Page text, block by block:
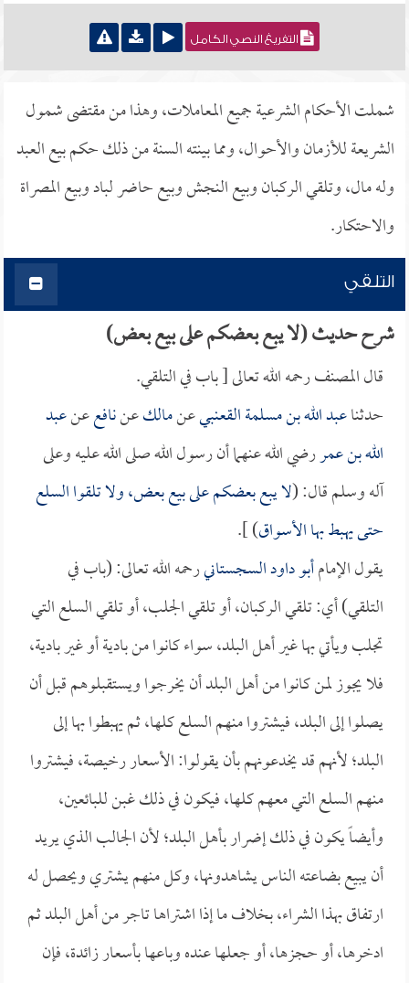
التفريغ النصي الكامل
شملت الأحكام الشرعية جميع المعاملات، وهذا من مقتضى شمول
الشريعة للأزمان والأحوال، ومما بينته السنة من ذلك حكم بيع العبد
وله مال، وتلقي الركبان وبيع النجش وبيع حاضر لباد وبيع المصراة
والاحتكار.
التلقي
شرح حديث (لا يبع بعضكم على بيع بعض)
قال المصنف رحمه الله تعالى [ باب في التلقي.
حدثناعبد الله بن مسلمة القعنبيعنمالكعننافععنعبد
الله بن عمررضي الله عنهما أن رسول الله صلى الله عليه وعلى
آله وسلم قال: (لا يبع بعضكم على بيع بعض، ولا تلقوا السلع
حتى يهبط بها الأسواق) ].
يقول الإمامأبو داود السجستانيرحمه الله تعالى: (باب في
التلقي) أي: تلقي الركبان، أو تلقي الجلب، أو تلقي السلع التي
تجلب ويأتي بها غير أهل البلد، سواء كانوا من بادية أو غير بادية،
فلا يجوز لمن كانوا من أهل البلد أن يخرجوا ويستقبلوهم قبل أن
يصلوا إلى البلد، فيشتروا منهم السلع كلها، ثم يهبطوا بها إلى
البلد؛ لأنهم قد يخدعونهم بأن يقولوا: الأسعار رخيصة، فيشتروا
منهم السلع التي معهم كلها، فيكون في ذلك غبن للبائعين،
وأيضاً يكون في ذلك إضرار بأهل البلد؛ لأن الجالب الذي يريد
أن يبيع بضاعته الناس يشاهدونها، وكل منهم يشتري ويحصل له
ارتفاق بهذا الشراء، بخلاف ما إذا اشتراها تاجر من أهل البلد ثم
ادخرها، أو حجزها، أو جعلها عنده وباعها بأسعار زائدة، فإن